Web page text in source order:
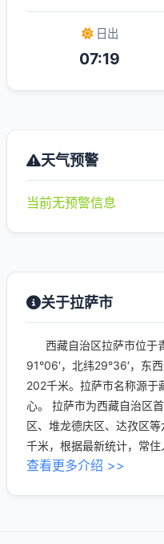
日出
07:19
天气预警
当前无预警信息
关于拉萨市
西藏自治区拉萨市位于
91°06′，北纬29°36′，东
202千米。拉萨市名称源于
心。 拉萨市为西藏自治区
区、堆龙德庆区、达孜区
千米，根据最新统计，常
查看更多介绍 >>